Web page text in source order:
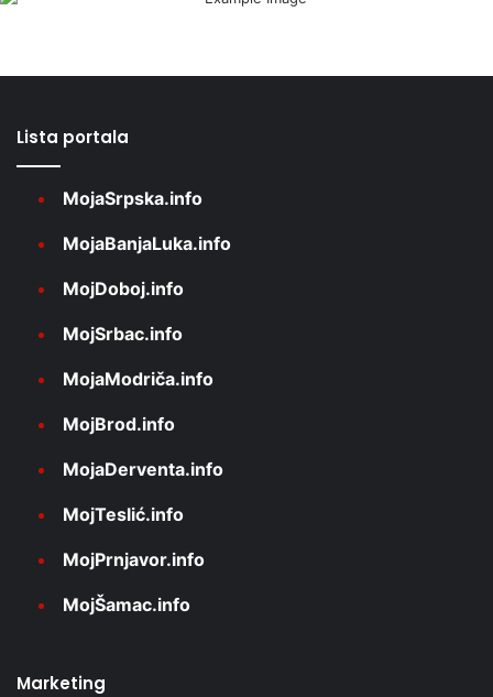
Lista portala
MojaSrpska.info
MojaBanjaLuka.info
MojDoboj.info
MojSrbac.info
MojaModriča.info
MojBrod.info
MojaDerventa.info
MojTeslić.info
MojPrnjavor.info
MojŠamac.info
Marketing